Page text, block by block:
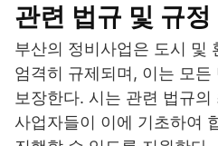
관련 법규 및 규정
부산의 정비사업은 도시 및
엄격히 규제되며, 이는 모
보장한다. 시는 관련 법규
사업자들이 이에 기초하여